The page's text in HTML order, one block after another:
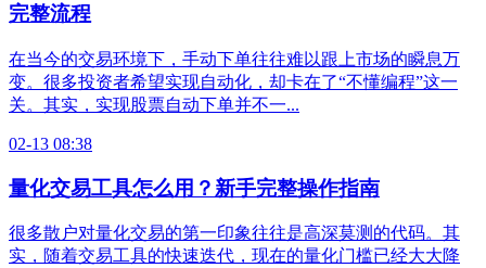
完整流程
在当今的交易环境下，手动下单往往难以跟上市场的瞬息万
变。很多投资者希望实现自动化，却卡在了“不懂编程”这一
关。其实，实现股票自动下单并不一...
02-13 08:38
量化交易工具怎么用？新手完整操作指南
很多散户对量化交易的第一印象往往是高深莫测的代码。其
实，随着交易工具的快速迭代，现在的量化门槛已经大大降